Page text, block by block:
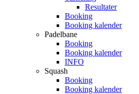
Resultater
Booking
Booking kalender
Padelbane
Booking
Booking kalender
INFO
Squash
Booking
Booking kalender